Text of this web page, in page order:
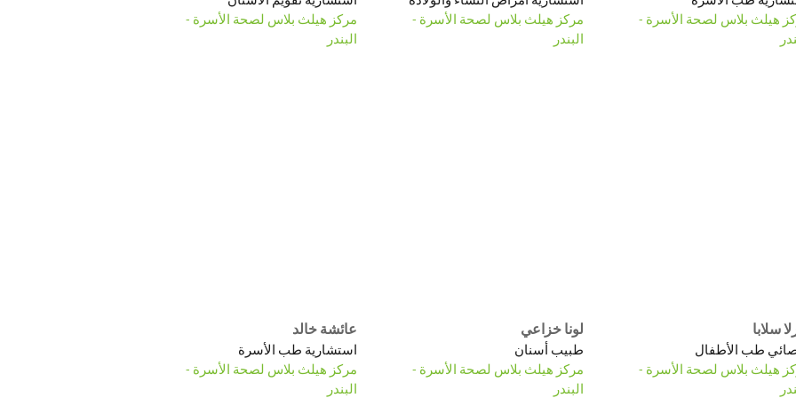
هيلث بلاس لصحة الأسرة -
مركز هيلث بلاس لصحة الأسرة -
البندر
مركز هيلث بلاس لصحة الأسرة -
البندر
سلابا
طب الأطفال
هيلث بلاس لصحة الأسرة -
لونا خزاعي
طبيب أسنان
مركز هيلث بلاس لصحة الأسرة -
البندر
عائشة خالد
استشارية طب الأسرة
مركز هيلث بلاس لصحة الأسرة -
البندر